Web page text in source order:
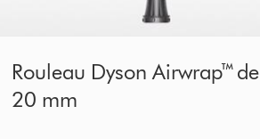
Rouleau
Dyson
Rouleau Dyson Airwrap™ de
20 mm